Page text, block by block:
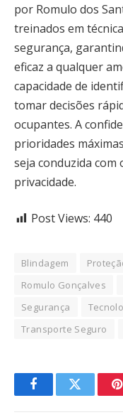
por Romulo dos
treinados em
segurança,
eficaz a qualquer
capacidade de
tomar decisões
ocupantes. A
prioridades
seja conduzida com
privacidade.
Post Views: 440
Blindagem
Romulo Gonçalves
Segurança
Transporte Seguro
FacebookTwitter